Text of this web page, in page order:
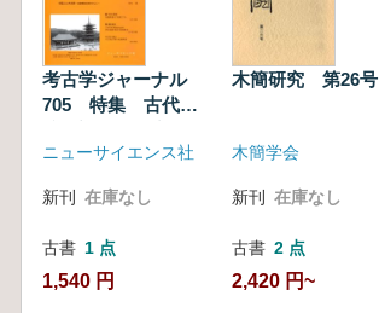
考古学ジャーナル
705 特集 古代寺
ニューサイエンス社
新刊 在庫なし
古書 1 点
1,540 円
木簡研究 第26号
木簡学会
新刊 在庫なし
古書 2 点
2,420 円~